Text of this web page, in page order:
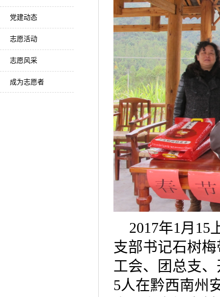
党建动态
志愿活动
志愿风采
成为志愿者
2017年1月15
支部书记石树
工会、团总支
5人在黔西南州